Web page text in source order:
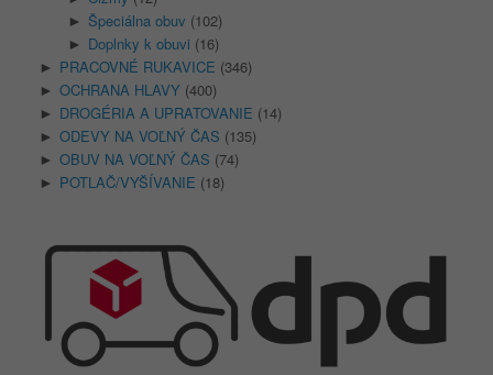
► Špeciálna obuv (102)
► Doplnky k obuvi (16)
► PRACOVNÉ RUKAVICE (346)
► OCHRANA HLAVY (400)
► DROGÉRIA A UPRATOVANIE (14)
► ODEVY NA VOĽNÝ ČAS (135)
► OBUV NA VOĽNÝ ČAS (74)
► POTLAČ/VYŠÍVANIE (18)